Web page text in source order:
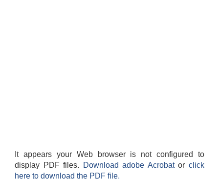
It appears your Web browser is not configured to
display PDF files.
Download adobe Acrobatorclick
here to download the PDF file.